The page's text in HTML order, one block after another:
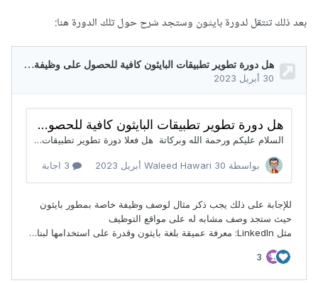
بعد ذلك تنتقل لدورة بايثون وستجد شرح حول تلك الدورة هنا: